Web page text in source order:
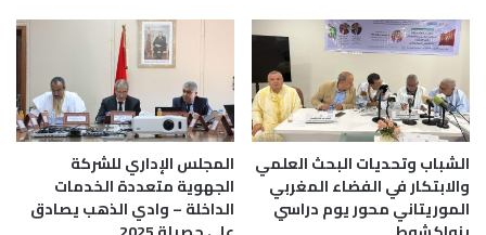
الشباب وتحديات البحث العلمي
والابتكار في الفضاء المغربي
الموريتاني محور يوم دراسي
المجلس الإداري للشركة
الجهوية متعددة الخدمات
الداخلة – وادي الذهب يصادق